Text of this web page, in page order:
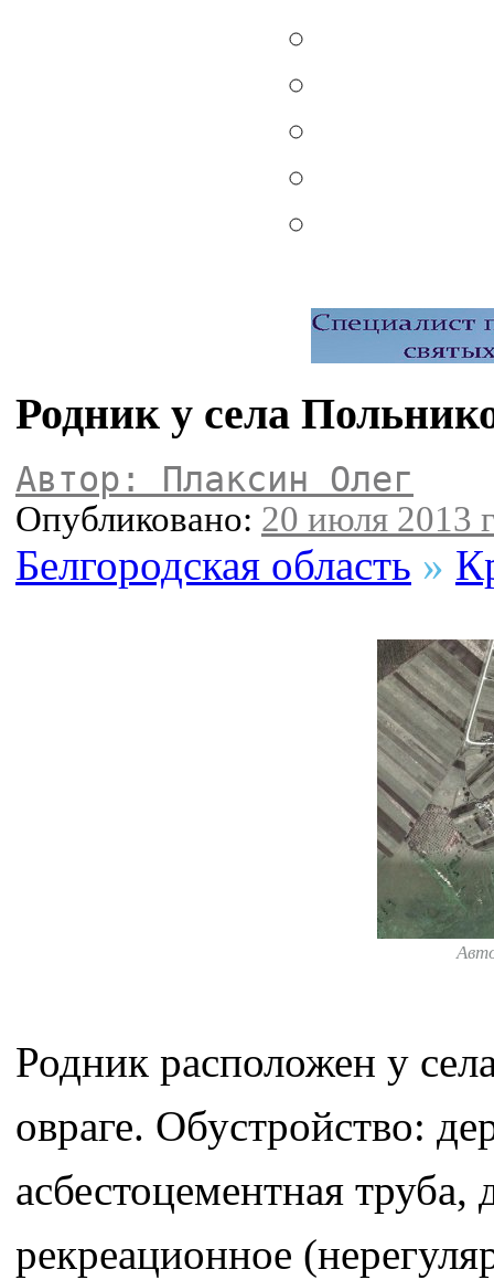
Родник у села
Автор: Плаксин Олег
Опубликовано: 20 июля 2013
Белгородская область »
Родник расположен у
овраге. Обустройство:
асбестоцементная
рекреационное